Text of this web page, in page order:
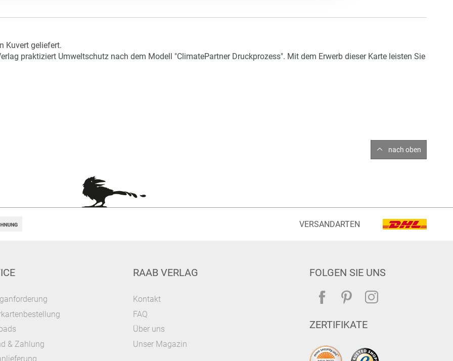
Kuvert geliefert.
praktiziert Umweltschutz nach dem Modell "ClimatePartner Druckprozess". Mit dem Erwerb dieser Karte leisten Sie
nach oben
VERSANDARTEN
& Zahlung
RAAB VERLAG
Kontakt
FAQ
Über uns
Unser Magazin
FOLGEN SIE UNS
ZERTIFIKATE